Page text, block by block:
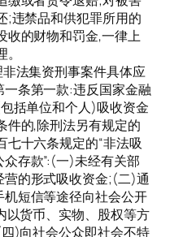
;违禁品和供犯罪所用的
收的财物和罚金,一律上
法集资刑事案件具体应
条第一款:违反国家金融
括单位和个人)吸收资金
件的,除刑法另有规定的
七十六条规定的“非法吸
存款”:(一)未经有关部
的形式吸收资金;(二)通
短信等途径向社会公开
货币、实物、股权等方
)向社会公众即社会不特